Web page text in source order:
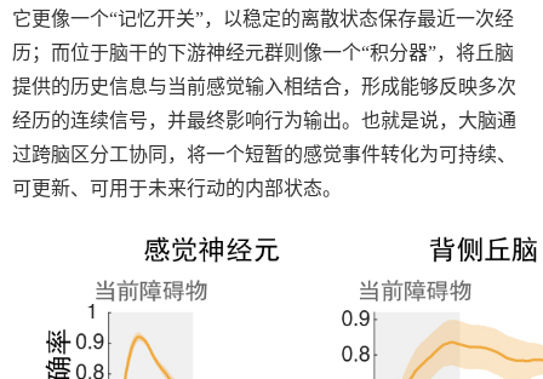
它更像一个“记忆开关”，以稳定的离散状态保存最近一次经
历；而位于脑干的下游神经元群则像一个“积分器”，将丘脑
提供的历史信息与当前感觉输入相结合，形成能够反映多次
经历的连续信号，并最终影响行为输出。也就是说，大脑通
过跨脑区分工协同，将一个短暂的感觉事件转化为可持续、
可更新、可用于未来行动的内部状态。